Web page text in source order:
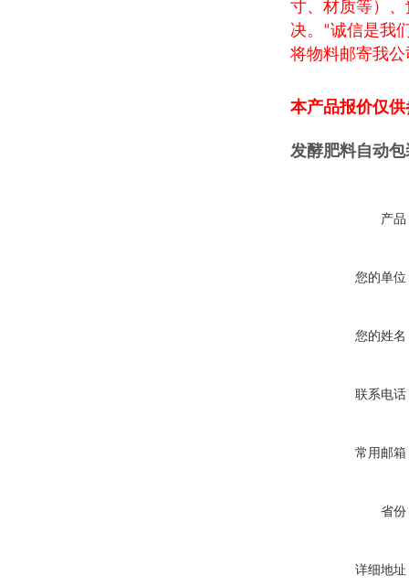
寸、材质等）
决。 “诚信是我
将物料邮寄我
本产品报价仅
发酵肥料自动包
产品
您的单位
您的姓名
联系电话
常用邮箱
省份
详细地址